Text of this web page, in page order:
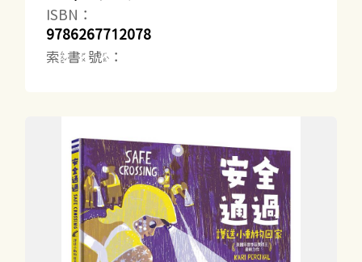
ISBN：
9786267712078
索書號：